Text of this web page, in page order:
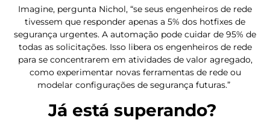
Imagine, pergunta Nichol, “se seus engenheiros de rede
tivessem que responder apenas a 5% dos hotfixes de
segurança urgentes. A automação pode cuidar de 95% de
todas as solicitações. Isso libera os engenheiros de rede
para se concentrarem em atividades de valor agregado,
como experimentar novas ferramentas de rede ou
modelar configurações de segurança futuras.”
Já está superando?